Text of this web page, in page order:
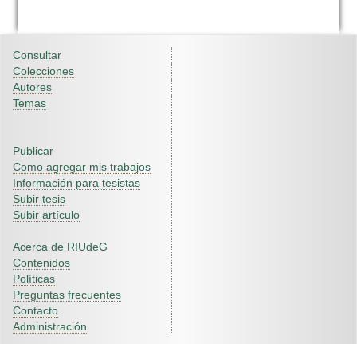
Consultar
Colecciones
Autores
Temas
Publicar
Como agregar mis trabajos
Información para tesistas
Subir tesis
Subir artículo
Acerca de RIUdeG
Contenidos
Políticas
Preguntas frecuentes
Contacto
Administración